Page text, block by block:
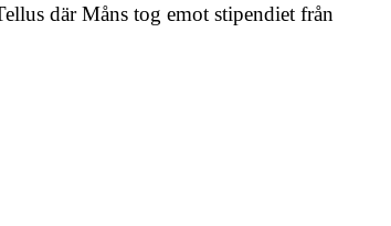
där Måns tog emot stipendiet från